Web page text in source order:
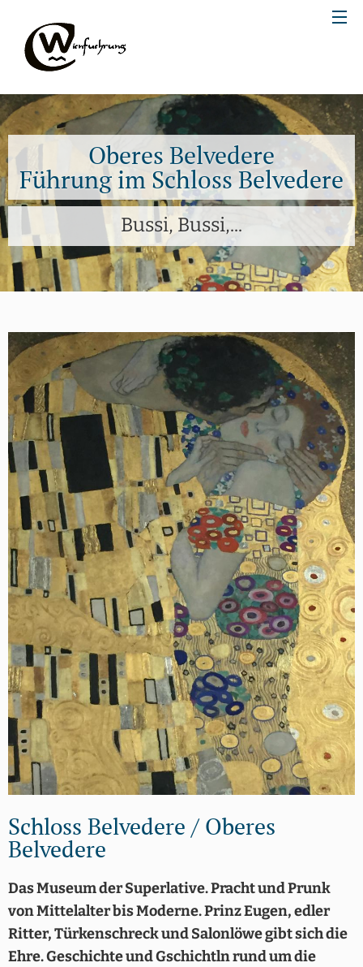
Oberes Belvedere
Führung im Schloss Belvedere
Bussi, Bussi,...
Schloss Belvedere / Oberes
Belvedere
Das Museum der Superlative. Pracht und Prunk
von Mittelalter bis Moderne. Prinz Eugen, edler
Ritter, Türkenschreck und Salonlöwe gibt sich die
Ehre. Geschichte und Gschichtln rund um die